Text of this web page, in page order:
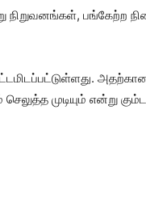
பங்கேற்ற
அதற்கான
முடியும் என்று